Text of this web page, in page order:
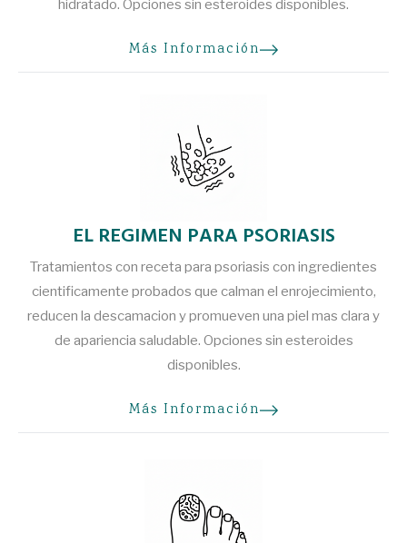
hidratado. Opciones sin esteroides disponibles.
Más Información
sobre EL REGIMEN PARA ECCEMA
EL REGIMEN PARA PSORIASIS
Tratamientos con receta para psoriasis con ingredientes
cientificamente probados que calman el enrojecimiento,
reducen la descamacion y promueven una piel mas clara y
de apariencia saludable. Opciones sin esteroides
disponibles.
Más Información
sobre EL REGIMEN PARA PSORIASIS